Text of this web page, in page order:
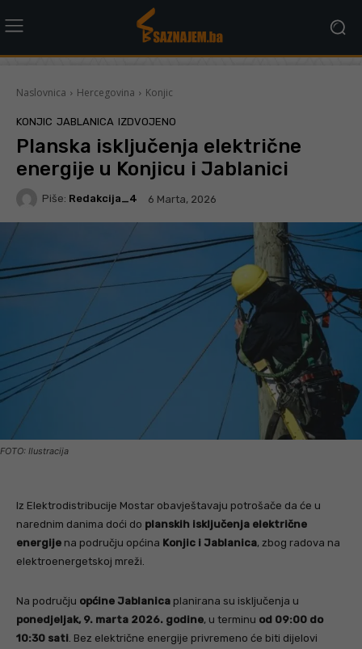
Naslovnica Hercegovina Konjic
KONJIC JABLANICA IZDVOJENO
Planska isključenja električne
energije u Konjicu i Jablanici
Piše: Redakcija_4 6 Marta, 2026
FOTO: Ilustracija
Iz Elektrodistribucije Mostar obavještavaju potrošače da će u
narednim danima doći do planskih isključenja električne
energije na području općina Konjic i Jablanica, zbog radova na
elektroenergetskoj mreži.
Na području općine Jablanica planirana su isključenja u
ponedjeljak, 9. marta 2026. godine, u terminu od 09:00 do
10:30 sati . Bez električne energije privremeno će biti dijelovi